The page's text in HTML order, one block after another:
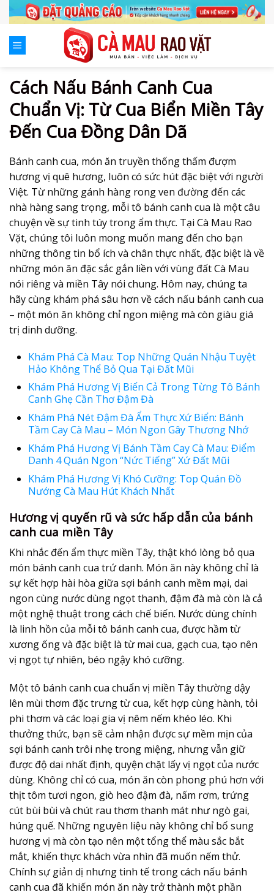
Skip
to
content
Cách Nấu Bánh Canh Cua
Chuẩn Vị: Từ Cua Biển Miền Tây
Đến Cua Đồng Dân Dã
Bánh canh cua, món ăn truyền thống thấm đượm
hương vị quê hương, luôn có sức hút đặc biệt với người
Việt. Từ những gánh hàng rong ven đường đến các
nhà hàng sang trọng, mỗi tô bánh canh cua là một câu
chuyện về sự tinh túy trong ẩm thực. Tại Cà Mau Rao
Vặt, chúng tôi luôn mong muốn mang đến cho bạn
những thông tin bổ ích và chân thực nhất, đặc biệt là về
những món ăn đặc sắc gắn liền với vùng đất Cà Mau
nói riêng và miền Tây nói chung. Hôm nay, chúng ta
hãy cùng khám phá sâu hơn về cách nấu bánh canh cua
– một món ăn không chỉ ngon miệng mà còn giàu giá
trị dinh dưỡng.
Khám Phá Cà Mau: Top Những Quán Nhậu Tuyệt
Hảo Không Thể Bỏ Qua Tại Đất Mũi
Khám Phá Hương Vị Biển Cả Trong Từng Tô Bánh
Canh Ghẹ Cần Thơ Đậm Đà
Khám Phá Nét Đậm Đà Ẩm Thực Xứ Biển: Bánh
Tầm Cay Cà Mau – Món Ngon Gây Thương Nhớ
Khám Phá Hương Vị Bánh Tầm Cay Cà Mau: Điểm
Danh 4 Quán Ngon “Nức Tiếng” Xứ Đất Mũi
Khám Phá Hương Vị Khó Cưỡng: Top Quán Đồ
Nướng Cà Mau Hút Khách Nhất
Hương vị quyến rũ và sức hấp dẫn của bánh
canh cua miền Tây
Khi nhắc đến ẩm thực miền Tây, thật khó lòng bỏ qua
món bánh canh cua trứ danh. Món ăn này không chỉ là
sự kết hợp hài hòa giữa sợi bánh canh mềm mại, dai
ngon cùng nước dùng ngọt thanh, đậm đà mà còn là cả
một nghệ thuật trong cách chế biến. Nước dùng chính
là linh hồn của mỗi tô bánh canh cua, được hầm từ
xương ống và đặc biệt là từ mai cua, gạch cua, tạo nên
vị ngọt tự nhiên, béo ngậy khó cưỡng.
Một tô bánh canh cua chuẩn vị miền Tây thường dậy
lên mùi thơm đặc trưng từ cua, kết hợp cùng hành, tỏi
phi thơm và các loại gia vị nêm nếm khéo léo. Khi
thưởng thức, bạn sẽ cảm nhận được sự mềm mịn của
sợi bánh canh trôi nhẹ trong miệng, nhưng vẫn giữ
được độ dai nhất định, quyện chặt lấy vị ngọt của nước
dùng. Không chỉ có cua, món ăn còn phong phú hơn với
thịt tôm tươi ngon, giò heo đậm đà, nấm rơm, trứng
cút bùi bùi và chút rau thơm thanh mát như ngò gai,
húng quế. Những nguyên liệu này không chỉ bổ sung
hương vị mà còn tạo nên một tổng thể màu sắc bắt
mắt, khiến thực khách vừa nhìn đã muốn nếm thử.
Chính sự giản dị nhưng tinh tế trong cách nấu bánh
canh cua đã khiến món ăn này trở thành một phần